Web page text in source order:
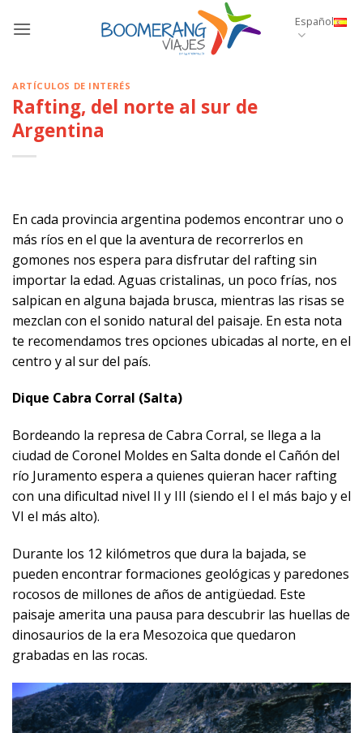
Español
ARTÍCULOS DE INTERÉS
Rafting, del norte al sur de
Argentina
En cada provincia argentina podemos encontrar uno o
más ríos en el que la aventura de recorrerlos en
gomones nos espera para disfrutar del rafting sin
importar la edad. Aguas cristalinas, un poco frías, nos
salpican en alguna bajada brusca, mientras las risas se
mezclan con el sonido natural del paisaje. En esta nota
te recomendamos tres opciones ubicadas al norte, en el
centro y al sur del país.
Dique Cabra Corral (Salta)
Bordeando la represa de Cabra Corral, se llega a la
ciudad de Coronel Moldes en Salta donde el Cañón del
río Juramento espera a quienes quieran hacer rafting
con una dificultad nivel II y III (siendo el I el más bajo y el
VI el más alto).
Durante los 12 kilómetros que dura la bajada, se
pueden encontrar formaciones geológicas y paredones
rocosos de millones de años de antigüedad. Este
paisaje amerita una pausa para descubrir las huellas de
dinosaurios de la era Mesozoica que quedaron
grabadas en las rocas.